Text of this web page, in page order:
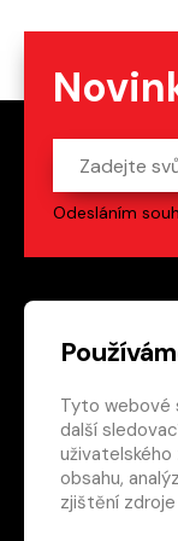
Tyto webové
další
obsahu,
zjištění
Odesláním
Patička
Vedlejší
Ochrana
Nastavení